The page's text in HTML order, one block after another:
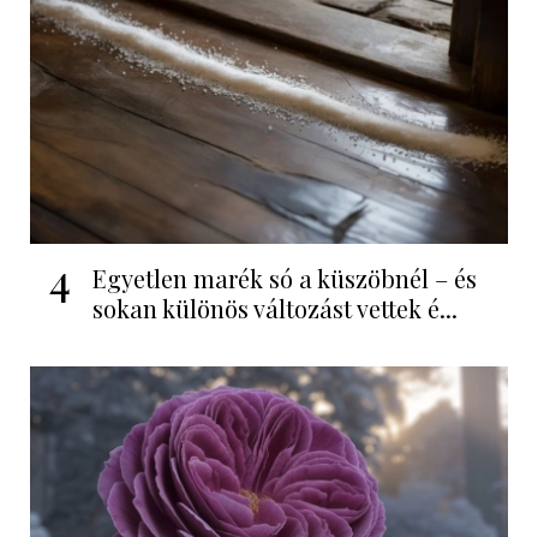
4
Egyetlen marék só a küszöbnél – és
sokan különös változást vettek é...